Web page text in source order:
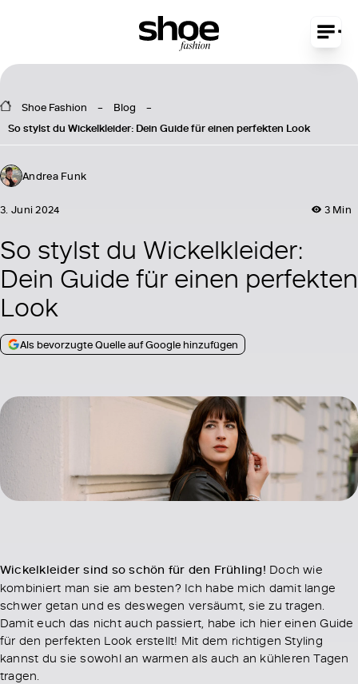
Shoe Fashion
Blog
So stylst du Wickelkleider: Dein Guide für einen perfekten Look
Andrea Funk
3 Min
3. Juni 2024
So stylst du Wickelkleider:
Dein Guide für einen perfekten
Look
Als bevorzugte Quelle auf Google hinzufügen
Wickelkleider sind so schön für den Frühling! Doch wie
kombiniert man sie am besten? Ich habe mich damit lange
schwer getan und es deswegen versäumt, sie zu tragen.
Damit euch das nicht auch passiert, habe ich hier einen Guide
für den perfekten Look erstellt! Mit dem richtigen Styling
kannst du sie sowohl an warmen als auch an kühleren Tagen
tragen.